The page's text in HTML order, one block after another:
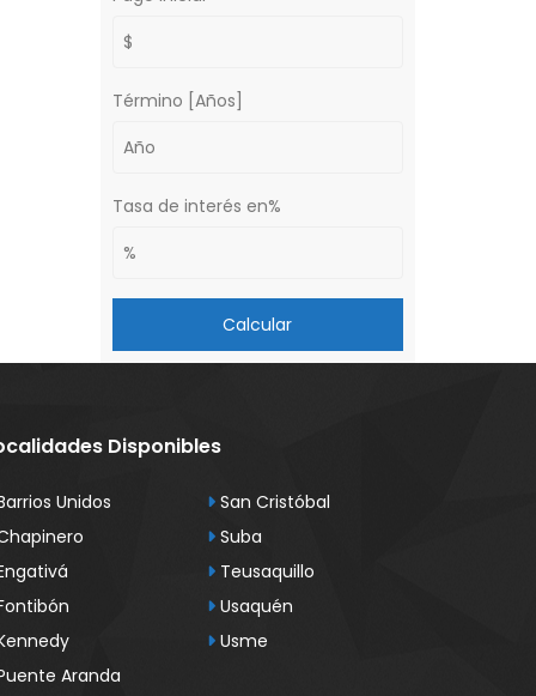
Término [Años]
Tasa de interés en%
Calcular
Disponibles
Unidos
Aranda
San Cristóbal
Suba
Teusaquillo
Usaquén
Usme